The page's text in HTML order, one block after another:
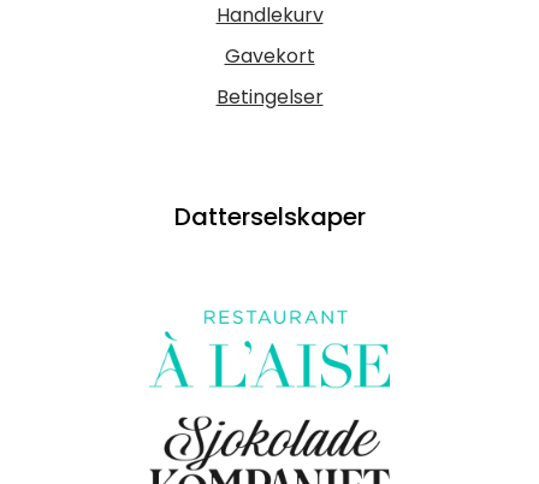
Handlekurv
Gavekort
Betingelser
Datterselskaper